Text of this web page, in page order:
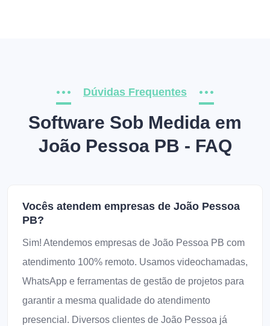
Dúvidas Frequentes
Software Sob Medida em
João Pessoa PB - FAQ
Vocês atendem empresas de João Pessoa
PB?
Sim! Atendemos empresas de João Pessoa PB com
atendimento 100% remoto. Usamos videochamadas,
WhatsApp e ferramentas de gestão de projetos para
garantir a mesma qualidade do atendimento
presencial. Diversos clientes de João Pessoa já